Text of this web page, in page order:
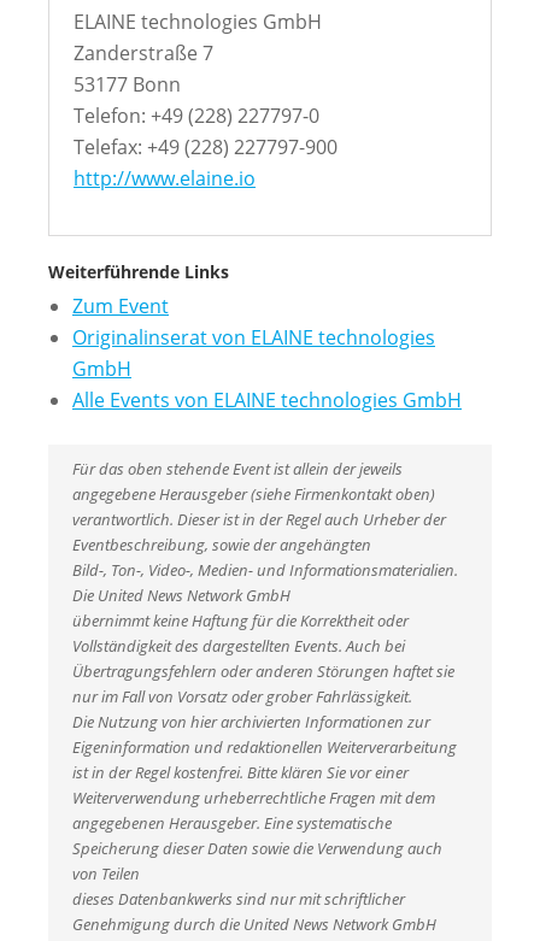
ELAINE technologies GmbH
Zanderstraße 7
53177 Bonn
Telefon: +49 (228) 227797-0
Telefax: +49 (228) 227797-900
http://www.elaine.io
Weiterführende Links
Zum Event
Originalinserat von ELAINE technologies
GmbH
Alle Events von ELAINE technologies GmbH
Für das oben stehende Event ist allein der jeweils
angegebene Herausgeber (siehe Firmenkontakt oben)
verantwortlich. Dieser ist in der Regel auch Urheber der
Eventbeschreibung, sowie der angehängten
Bild-, Ton-, Video-, Medien- und Informationsmaterialien.
Die United News Network GmbH
übernimmt keine Haftung für die Korrektheit oder
Vollständigkeit des dargestellten Events. Auch bei
Übertragungsfehlern oder anderen Störungen haftet sie
nur im Fall von Vorsatz oder grober Fahrlässigkeit.
Die Nutzung von hier archivierten Informationen zur
Eigeninformation und redaktionellen Weiterverarbeitung
ist in der Regel kostenfrei. Bitte klären Sie vor einer
Weiterverwendung urheberrechtliche Fragen mit dem
angegebenen Herausgeber. Eine systematische
Speicherung dieser Daten sowie die Verwendung auch
von Teilen
dieses Datenbankwerks sind nur mit schriftlicher
Genehmigung durch die United News Network GmbH